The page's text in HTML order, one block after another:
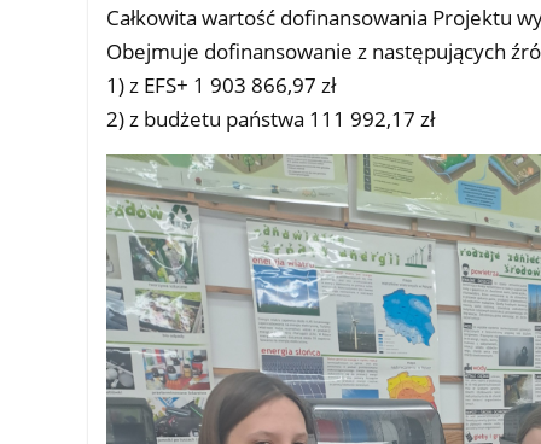
Całkowita wartość dofinansowania Projektu
Obejmuje dofinansowanie z następujących
1) z EFS+ 1 903 866,97 zł
2) z budżetu państwa 111 992,17 zł